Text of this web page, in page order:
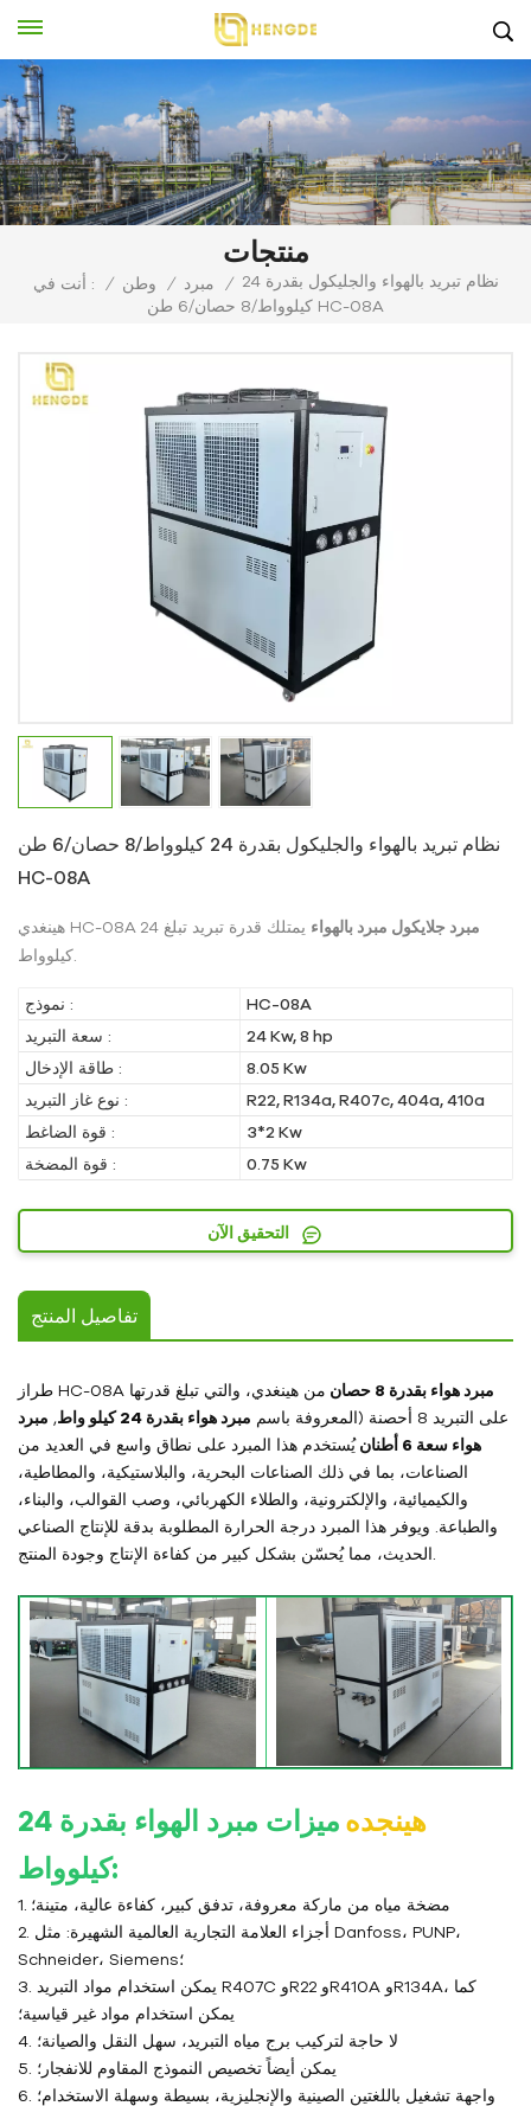
منتجات
أنت في : / وطن / مبرد /
نظام تبريد بالهواء والجليكول بقدرة 24
كيلوواط/8 حصان/6 طن HC-08A
نظام تبريد بالهواء والجليكول بقدرة 24 كيلوواط/8 حصان/6 طن
HC-08A
هينغدي HC-08A مبرد جلايكول مبرد بالهواء
يمتلك قدرة تبريد تبلغ 24
نموذج :
HC-08A
سعة التبريد :
24 Kw, 8 hp
طاقة الإدخال :
8.05 Kw
نوع غاز التبريد :
R22, R134a, R407c, 404a, 410a
قوة الضاغط :
3*2 Kw
قوة المضخة :
0.75 Kw
تفاصيل المنتج
طراز HC-08A مبرد هواء بقدرة 8 حصان
من هينغدي، والتي تبلغ قدرتها
على التبريد 8 أحصنة (المعروفة باسم
مبرد هواء بقدرة 24 كيلو واط , مبرد
هواء سعة 6 أطنان
يُستخدم هذا المبرد على نطاق واسع في العديد من
الصناعات، بما في ذلك الصناعات البحرية، والبلاستيكية، والمطاطية،
والكيميائية، والإلكترونية، والطلاء الكهربائي، وصب القوالب، والبناء،
والطباعة. ويوفر هذا المبرد درجة الحرارة المطلوبة بدقة للإنتاج الصناعي
هينجده
ميزات مبرد الهواء بقدرة 24
كيلوواط:
1. مضخة مياه من ماركة معروفة، تدفق كبير، كفاءة عالية، متينة؛
2. أجزاء العلامة التجارية العالمية الشهيرة: مثل Danfoss، PUNP،
Schneider، Siemens؛
3. يمكن استخدام مواد التبريد R407C وR22 وR410A وR134A، كما
يمكن استخدام مواد غير قياسية؛
4. لا حاجة لتركيب برج مياه التبريد، سهل النقل والصيانة؛
5. يمكن أيضاً تخصيص النموذج المقاوم للانفجار؛
6. واجهة تشغيل باللغتين الصينية والإنجليزية، بسيطة وسهلة الاستخدام؛